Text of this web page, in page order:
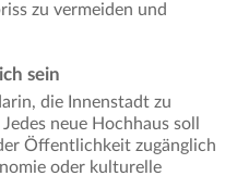
zu vermeiden und
sein
die Innenstadt zu
neue Hochhaus soll
Öffentlichkeit zugänglich
oder kulturelle